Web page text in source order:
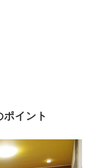
ポイント